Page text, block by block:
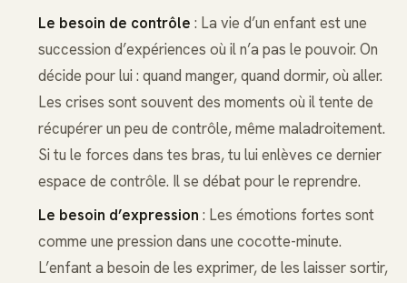
Le besoin de contrôle : La vie d’un enfant est une
succession d’expériences où il n’a pas le pouvoir. On
décide pour lui : quand manger, quand dormir, où aller.
Les crises sont souvent des moments où il tente de
récupérer un peu de contrôle, même maladroitement.
Si tu le forces dans tes bras, tu lui enlèves ce dernier
espace de contrôle. Il se débat pour le reprendre.
Le besoin d’expression : Les émotions fortes sont
comme une pression dans une cocotte-minute.
L’enfant a besoin de les exprimer, de les laisser sortir,